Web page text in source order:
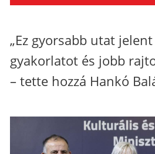
„Ez gyorsabb utat
gyakorlatot és jobb
– tette hozzá Hankó